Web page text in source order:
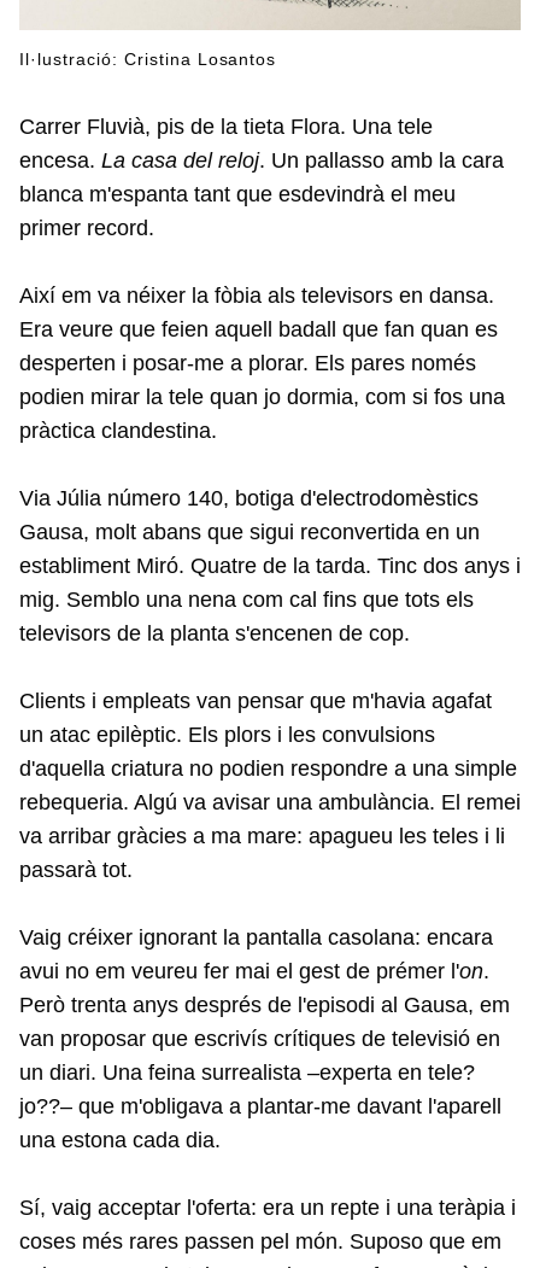
Il·lustració: Cristina Losantos
Carrer Fluvià, pis de la tieta Flora. Una tele
encesa. La casa del reloj. Un pallasso amb la cara
blanca m'espanta tant que esdevindrà el meu
primer record.
Així em va néixer la fòbia als televisors en dansa.
Era veure que feien aquell badall que fan quan es
desperten i posar-me a plorar. Els pares només
podien mirar la tele quan jo dormia, com si fos una
pràctica clandestina.
Via Júlia número 140, botiga d'electrodomèstics
Gausa, molt abans que sigui reconvertida en un
establiment Miró. Quatre de la tarda. Tinc dos anys i
mig. Semblo una nena com cal fins que tots els
televisors de la planta s'encenen de cop.
Clients i empleats van pensar que m'havia agafat
un atac epilèptic. Els plors i les convulsions
d'aquella criatura no podien respondre a una simple
rebequeria. Algú va avisar una ambulància. El remei
va arribar gràcies a ma mare: apagueu les teles i li
passarà tot.
Vaig créixer ignorant la pantalla casolana: encara
avui no em veureu fer mai el gest de prémer l'on.
Però trenta anys després de l'episodi al Gausa, em
van proposar que escrivís crítiques de televisió en
un diari. Una feina surrealista –experta en tele?
jo??– que m'obligava a plantar-me davant l'aparell
una estona cada dia.
Sí, vaig acceptar l'oferta: era un repte i una teràpia i
coses més rares passen pel món. Suposo que em